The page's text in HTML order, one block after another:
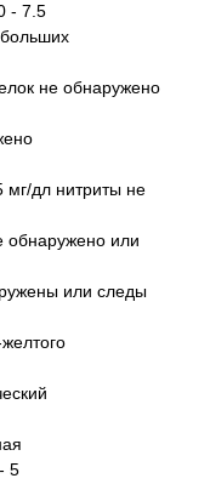
- 7.5
не обнаружено
дл нитриты не
обнаружено или
или следы
5